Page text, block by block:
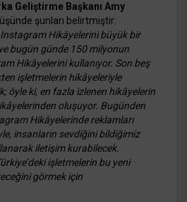
Geliştirme Başkanı Amy
şunları belirtmiştir:
Hikâyelerini büyük bir
ve bugün günde 150 milyonun
Hikâyelerini kullanıyor. Son beş
işletmelerin hikâyeleriyle
öyle ki, en fazla izlenen hikâyelerin
oluşuyor. Bugünden
Hikâyelerinde reklamları
insanların sevdiğini bildiğimiz
iletişim kurabilecek.
işletmelerin bu yeni
görmek için